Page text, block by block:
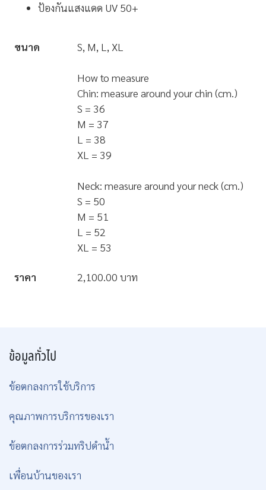
ป้องกันแสงแดด UV 50+
ขนาด S, M, L, XL
How to measure
Chin: measure around your chin (cm.)
S = 36
M = 37
L = 38
XL = 39
Neck: measure around your neck (cm.)
S = 50
M = 51
L = 52
XL = 53
ราคา 2,100.00 บาท
ข้อมูลทั่วไป
ข้อตกลงการใช้บริการ
คุณภาพการบริการของเรา
ข้อตกลงการร่วมทริปดำน้ำ
เพื่อนบ้านของเรา